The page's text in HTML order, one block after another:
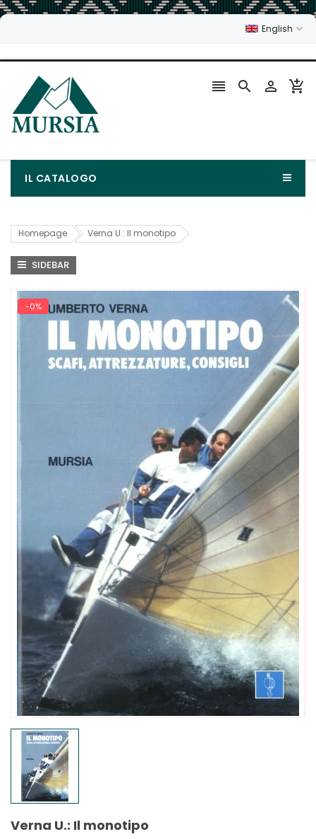
English
   
IL CATALOGO
Homepage Verna U.: Il monotipo
SIDEBAR
-0%
Verna U.: Il monotipo